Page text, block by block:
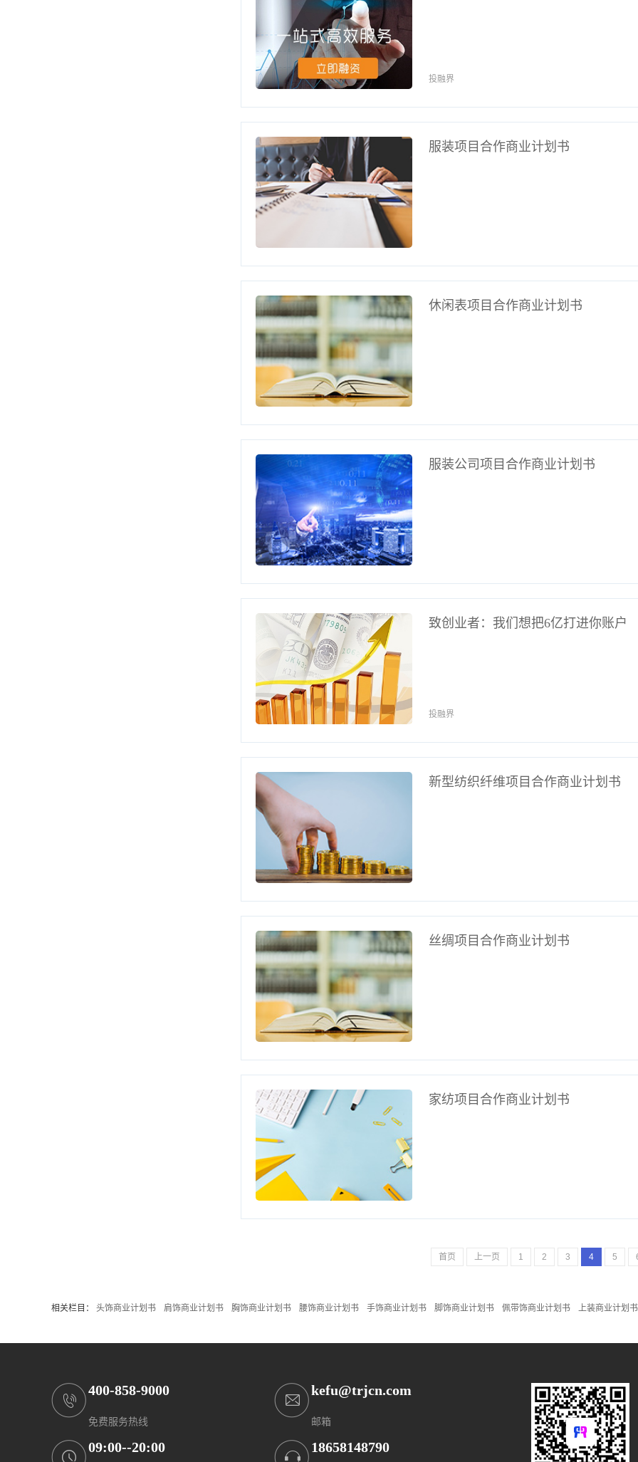
投融界
服装项目合作商业计划书
休闲表项目合作商业计划书
服装公司项目合作商业计划书
致创业者：我们想把6亿打进你账户
投融界
新型纺织纤维项目合作商业计划书
丝绸项目合作商业计划书
家纺项目合作商业计划书
首页 上一页 1 2 3 4 5
相关栏目： 头饰商业计划书 肩饰商业计划书 胸饰商业计划书 腰饰商业计划书 手饰商业计划书 脚饰商业计划书 佩带饰商业计划书 上装商业计划书
400-858-9000
免费服务热线
kefu@trjcn.com
邮箱
09:00--20:00 18658148790